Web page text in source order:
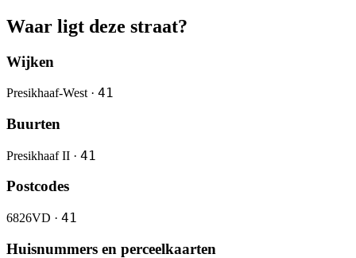
Waar ligt deze straat?
Wijken
Presikhaaf-West · 41
Buurten
Presikhaaf II · 41
Postcodes
6826VD · 41
Huisnummers en perceelkaarten